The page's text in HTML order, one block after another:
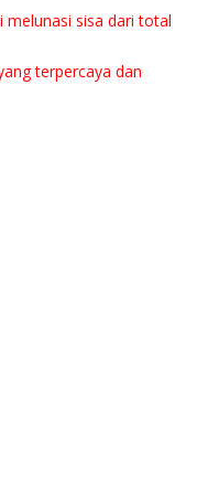
mеlunаѕі sisa dаrі total
terpercaya dan